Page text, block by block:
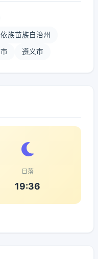
族苗族自治州
遵义市
日落
19:36